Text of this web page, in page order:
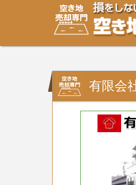
空き地・土地の「売却」
り安めの売却金額と言わ
有限会